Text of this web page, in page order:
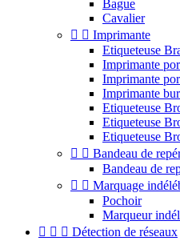
Bague
Cavalier
  Imprimante
Etiqueteuse
Imprimante
Imprimante
Imprimante
Etiqueteuse
Etiqueteuse
Etiqueteuse
  Bandeau de
Bandeau de
  Marquage
Pochoir
Marqueur
   Détection de réseaux